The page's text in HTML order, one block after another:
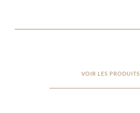
VOIR LES PRODUITS